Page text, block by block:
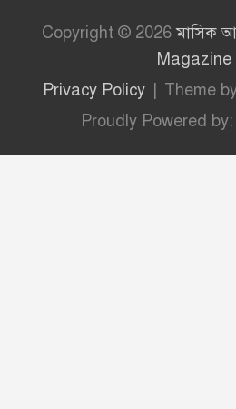
Copyright © 2026মাসিক
Magazine
Privacy Policy
Theme
Proudly Powered by: